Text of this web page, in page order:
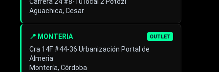
Aguachica, Cesar
📍 MONTERIA OUTLET
Cra 14F #44-36 Urbanización Portal de
Almeria
Montería, Córdoba